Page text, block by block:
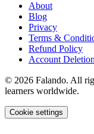
About
Blog
Privacy
Terms &
Refund Policy
Account Deletion
© 2026 Falando. All
learners worldwide.
Cookie settings